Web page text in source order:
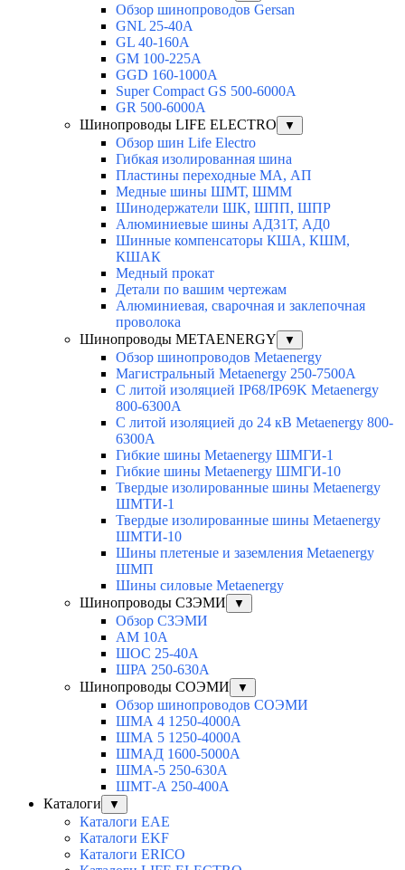
Обзор шинопроводов Gersan
GNL 25-40A
GL 40-160A
GM 100-225A
GGD 160-1000A
Super Compact GS 500-6000A
GR 500-6000A
Шинопроводы LIFE ELECTRO
▼
Обзор шин Life Electro
Гибкая изолированная шина
Пластины переходные МА, АП
Медные шины ШМТ, ШММ
Шинодержатели ШК, ШПП, ШПР
Алюминиевые шины АД31Т, АД0
Шинные компенсаторы КША, КШМ,
КШАК
Медный прокат
Детали по вашим чертежам
Алюминиевая, cварочная и заклепочная
проволока
Шинопроводы METAENERGY
▼
Обзор шинопроводов Metaenergy
Магистральный Metaenergy 250-7500A
С литой изоляцией IP68/IP69K Metaenergy
800-6300A
С литой изоляцией до 24 кВ Metaenergy 800-
6300A
Гибкие шины Metaenergy ШМГИ-1
Гибкие шины Metaenergy ШМГИ-10
Твердые изолированные шины Metaenergy
ШМТИ-1
Твердые изолированные шины Metaenergy
ШМТИ-10
Шины плетеные и заземления Metaenergy
ШМП
Шины силовые Metaenergy
Шинопроводы СЗЭМИ
▼
Обзор СЗЭМИ
АМ 10А
ШОС 25-40А
ШРА 250-630А
Шинопроводы СОЭМИ
▼
Обзор шинопроводов СОЭМИ
ШМА 4 1250-4000А
ШМА 5 1250-4000А
ШМАД 1600-5000А
ШМА-5 250-630А
ШМТ-А 250-400А
Каталоги
▼
Каталоги EAE
Каталоги EKF
Каталоги ERICO